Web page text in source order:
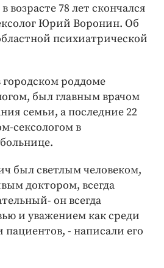
возрасте 78 лет скончался
Юрий Воронин. Об
психиатрической
городском роддоме
был главным врачом
семьи, а последние 22
сексологом в
был светлым человеком,
доктором, всегда
он всегда
и уважением как среди
пациентов, - написали его